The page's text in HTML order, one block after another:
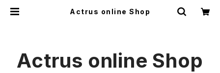
Actrus online Shop
Actrus online Shop